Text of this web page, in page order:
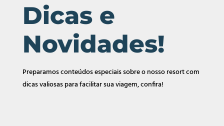
Dicas e
Novidades!
Preparamos conteúdos especiais sobre o nosso resort com
dicas valiosas para facilitar sua viagem, confira!